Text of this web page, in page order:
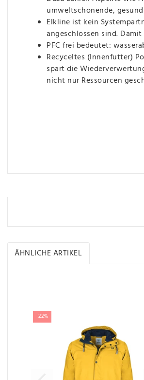
umweltschonende,
Elkline ist kein
angeschlossen sind.
PFC frei bedeutet:
Recyceltes (Innenfutter)
spart die
nicht nur Ressourcen
ÄHNLICHE ARTIKEL
-22%